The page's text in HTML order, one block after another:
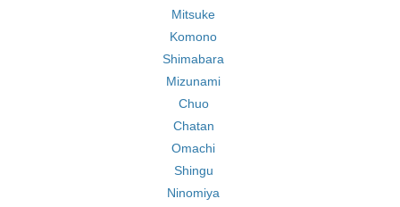
Mitsuke
Komono
Shimabara
Mizunami
Chuo
Chatan
Omachi
Shingu
Ninomiya